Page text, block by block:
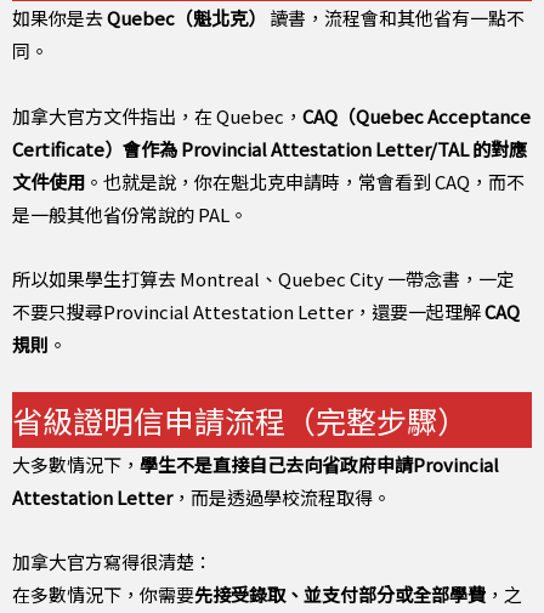
如果你是去Quebec（魁北克）
讀書，流程會和其他省有一點不
同。
加拿大官方文件指出，在 Quebec， CAQ（Quebec Acceptance
Certificate）會作為 Provincial Attestation Letter/TAL 的對應
文件使用 。也就是說，你在魁北克申請時，常會看到 CAQ，而不
是一般其他省份常說的 PAL。
所以如果學生打算去 Montreal、Quebec City 一帶念書，一定
不要只搜尋Provincial Attestation Letter，還要一起理解CAQ
規則 。
省級證明信申請流程（完整步驟）
大多數情況下， 學生不是直接自己去向省政府申請Provincial
Attestation Letter，而是透過學校流程取得。
加拿大官方寫得很清楚：
在多數情況下，你需要先接受錄取、並支付部分或全部學費 ，之